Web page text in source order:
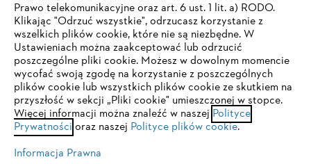
Serwis
Polityka prywatności Wskazówki prawne Cookies
Informacje prawne
TWOJA PRZEGLĄDARKA NIE JEST
OBSŁUGIWANA
Korzystasz z przeglądarki, której jeszcze nie obsługujemy. W
celu optymalnego korzystania z naszej strony zalecamy
przejście do jednej z następujących przeglądarek:
Prawo telekomunikacyjne oraz art. 6 ust. 1 lit. a) RODO.
Klikając "Odrzuć wszystkie", odrzucasz korzystanie z
wszelkich plików cookie, które nie są niezbędne. W
Ustawieniach można zaakceptować lub odrzucić
poszczególne pliki cookie. Możesz w dowolnym momencie
wycofać swoją zgodę na korzystanie z poszczególnych
plików cookie lub wszystkich plików cookie ze skutkiem na
przyszłość w sekcji „Pliki cookie" umieszczonej w stopce.
Więcej informacji można znaleźć w naszej Polityce
Prywatności oraz naszej Polityce plików cookie.
Informacja Prawna